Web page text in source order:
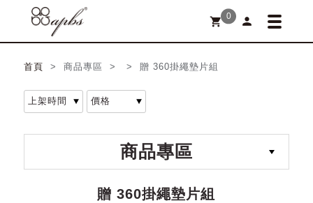
shopping_cart 0 person
首頁 > 商品專區 > > 贈 360掛繩墊片組
商品專區
贈 360掛繩墊片組